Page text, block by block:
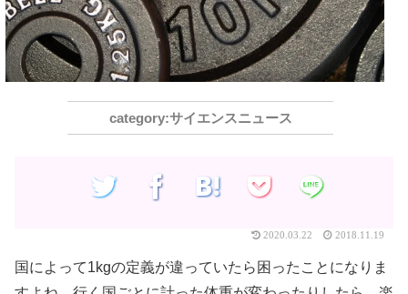
サイエンスニュース
2020.03.22 2018.11.19
国によって1kgの定義が違っていたら困ったことになりま